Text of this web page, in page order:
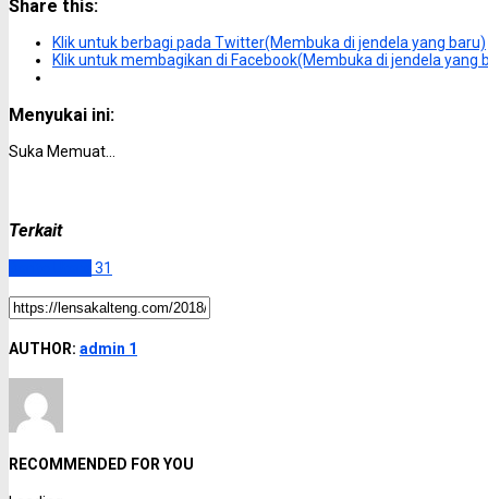
Share this:
Klik untuk berbagi pada Twitter(Membuka di jendela yang baru)
Klik untuk membagikan di Facebook(Membuka di jendela yang
Menyukai ini:
Suka Memuat...
Terkait
31
AUTHOR: admin 1
RECOMMENDED FOR YOU